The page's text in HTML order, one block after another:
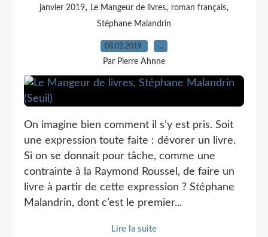
janvier 2019, Le Mangeur de livres, roman français,
Stéphane Malandrin
08.02.2019 …
Par Pierre Ahnne
On imagine bien comment il s’y est pris. Soit
une expression toute faite : dévorer un livre.
Si on se donnait pour tâche, comme une
contrainte à la Raymond Roussel, de faire un
livre à partir de cette expression ? Stéphane
Malandrin, dont c’est le premier...
Lire la suite